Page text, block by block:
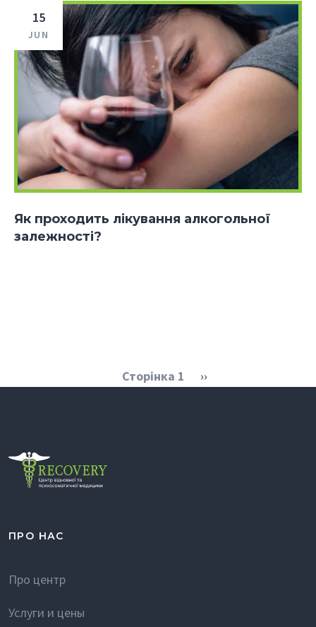
15
JUN
Як проходить лікування алкогольної
залежності?
Розбивка на сторінки
Сторінка 1 Наступна сторінка
››
ПРО НАС
Про центр
Услуги и цены